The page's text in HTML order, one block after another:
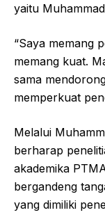
yaitu
“Saya memang
memang kuat.
sama
memperkuat
Melalui
berharap
akademika
bergandeng
yang dimiliki